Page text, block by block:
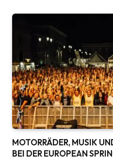
MOTORRÄDER, MUSIK
BEI DER EUROPEAN